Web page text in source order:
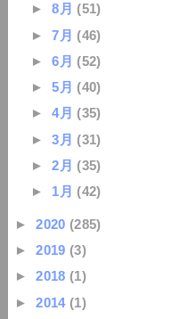
►8月 (51)
►7月 (46)
►6月 (52)
►5月 (40)
►4月 (35)
►3月 (31)
►2月 (35)
► 1月 (42)
►2020 (285)
►2019 (3)
►2018 (1)
►2014 (1)